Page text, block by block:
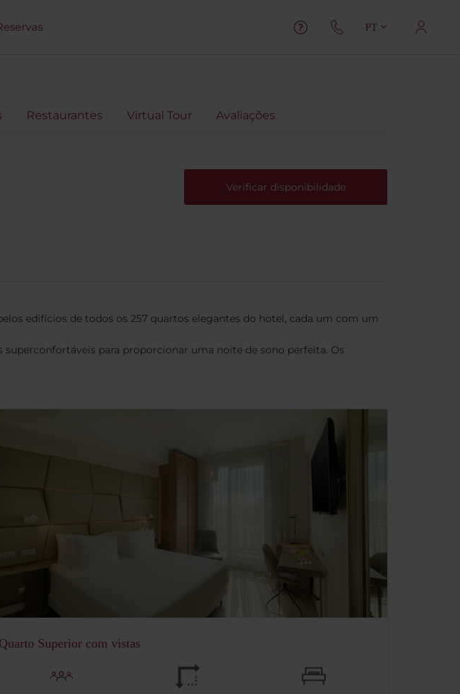
PT
Restaurantes Virtual Tour Avaliações
Verificar disponibilidade
edifícios de todos os 257 quartos elegantes do hotel, cada um com um
para proporcionar uma noite de sono perfeita. Os
Quarto Superior com vistas